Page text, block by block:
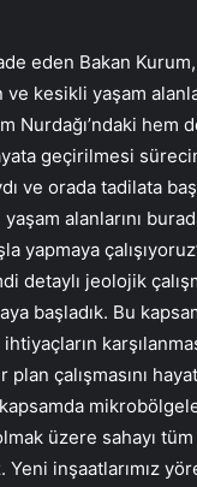
eden Bakan
kesikli yaşam
Nurdağı’ndaki hem
geçirilmesi
ve orada tadilata
alanlarını
yapmaya
detaylı jeolojik
başladık. Bu
çalışmasını
üzere sahayı tüm
inşaatlarımız